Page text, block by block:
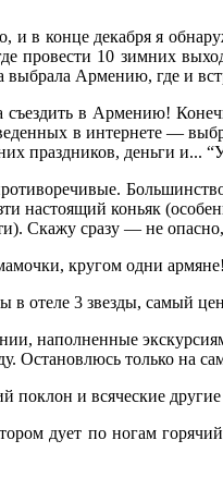
в конце декабря я
провести 10 зимних
выбрала Армению, где и
съездить в Армению!
в интернете —
праздников, деньги и...
настоящий коньяк
Скажу сразу — не
кругом одни
отеле 3 звезды, самый
наполненные
Остановлюсь только на
и всяческие другие
дует по ногам